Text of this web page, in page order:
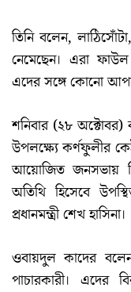
তিনি বলেন,
নেমেছেন। এরা
এদের সঙ্গে কোনো
শনিবার (২৮ অক্টোবর)
উপলক্ষ্যে কর্ণফুলীর
আয়োজিত জনসভায়
অতিথি হিসেবে
প্রধানমন্ত্রী শেখ হাসিনা।
ওবায়দুল কাদের
পাচারকারী। এদের